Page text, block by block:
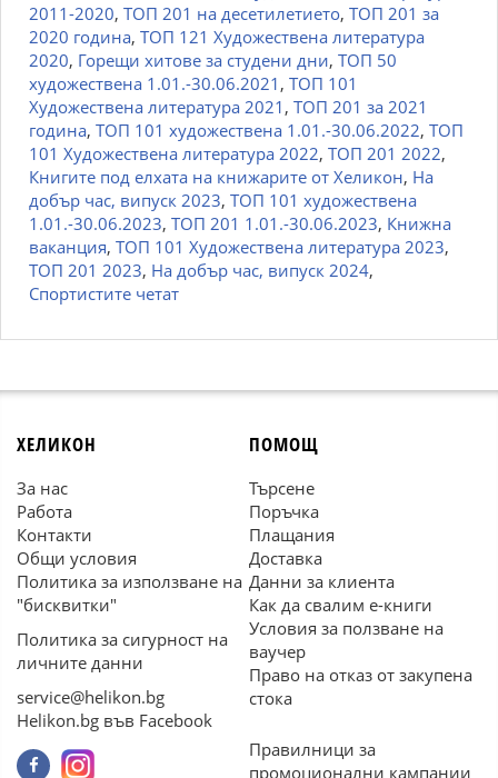
2011-2020, ТОП 201 на десетилетието, ТОП 201 за
2020 година, ТОП 121 Художествена литература
2020, Горещи хитове за студени дни, ТОП 50
художествена 1.01.-30.06.2021 , ТОП 101
Художествена литература 2021 , ТОП 201 за 2021
година, ТОП 101 художествена 1.01.-30.06.2022, ТОП
101 Художествена литература 2022, ТОП 201 2022,
Книгите под елхата на книжарите от Хеликон, На
добър час, випуск 2023, ТОП 101 художествена
1.01.-30.06.2023, ТОП 201 1.01.-30.06.2023, Книжна
ваканция, ТОП 101 Художествена литература 2023,
ТОП 201 2023, На добър час, випуск 2024,
Спортистите четат
ХЕЛИКОН
За нас
Работа
Контакти
Общи условия
Политика за използване на
"бисквитки"
Политика за сигурност на
личните данни
service@helikon.bg
Helikon.bg във Facebook
ПОМОЩ
Търсене
Поръчка
Плащания
Доставка
Данни за клиента
Как да свалим е-книги
Условия за ползване на
ваучер
Право на отказ от закупена
стока
Правилници за
промоционални кампании